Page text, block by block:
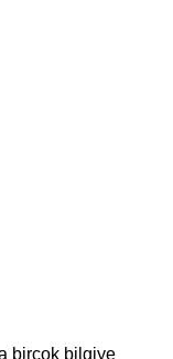
birçok bilgiye